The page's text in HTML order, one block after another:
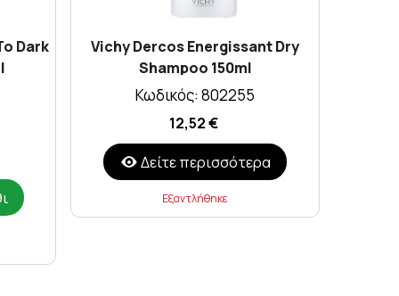
Dark
Vichy Dercos Energissant Dry
Shampoo 150ml
Κωδικός: 802255
12,52 €
Δείτε περισσότερα
Εξαντλήθηκε